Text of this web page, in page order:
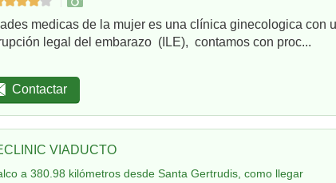
medicas de la mujer es una clínica ginecologica con
legal del embarazo (ILE), contamos con proc...
Contactar
VIADUCTO
a 380.98 kilómetros desde Santa Gertrudis, como llegar